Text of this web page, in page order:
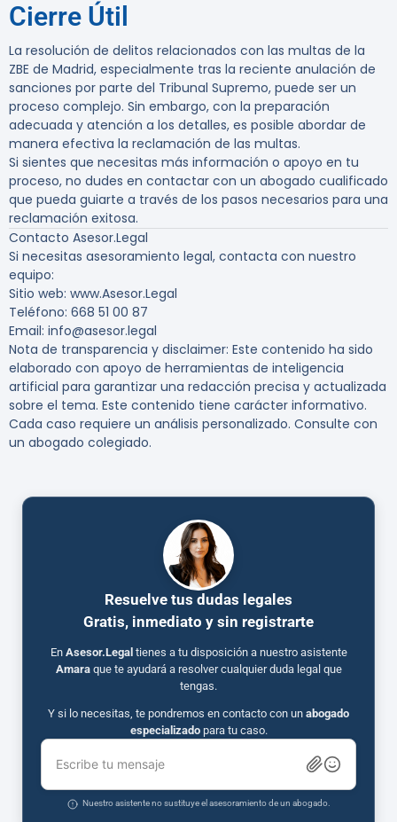
Cierre Útil
La resolución de delitos relacionados con las multas de la
ZBE de Madrid, especialmente tras la reciente anulación de
sanciones por parte del Tribunal Supremo, puede ser un
proceso complejo. Sin embargo, con la preparación
adecuada y atención a los detalles, es posible abordar de
manera efectiva la reclamación de las multas.
Si sientes que necesitas más información o apoyo en tu
proceso, no dudes en contactar con un abogado cualificado
que pueda guiarte a través de los pasos necesarios para una
reclamación exitosa.
Contacto Asesor.Legal
Si necesitas asesoramiento legal, contacta con nuestro
equipo:
Sitio web: www.Asesor.Legal
Teléfono: 668 51 00 87
Email: info@asesor.legal
Nota de transparencia y disclaimer: Este contenido ha sido
elaborado con apoyo de herramientas de inteligencia
artificial para garantizar una redacción precisa y actualizada
sobre el tema. Este contenido tiene carácter informativo.
Cada caso requiere un análisis personalizado. Consulte con
un abogado colegiado.
Resuelve tus dudas legales
Gratis, inmediato y sin registrarte
En Asesor.Legal tienes a tu disposición a nuestro asistente
Amaraque te ayudará a resolver cualquier duda legal que
tengas.
Y si lo necesitas, te pondremos en contacto con un abogado
especializadopara tu caso.
Escribe tu mensaje
Nuestro asistente no sustituye el asesoramiento de un abogado.